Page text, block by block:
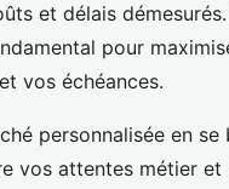
et délais
pour
vos échéances.
personnalisée en
vos attentes métier